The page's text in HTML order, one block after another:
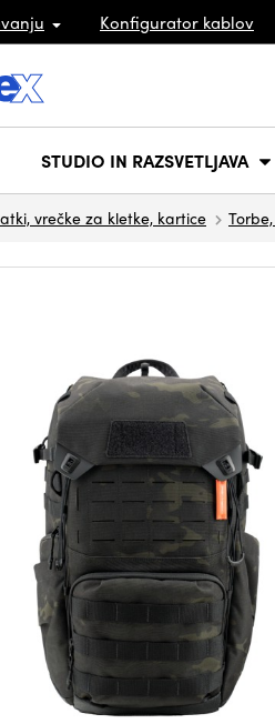
Konfigurator kablov
STUDIO IN RAZSVETLJAVA
vrečke za kletke, kartice